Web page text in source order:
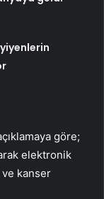
göre;
elektronik
ve kanser